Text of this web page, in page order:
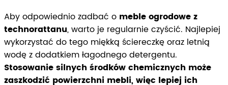
Aby odpowiednio zadbać o meble ogrodowe z
technorattanu, warto je regularnie czyścić. Najlepiej
wykorzystać do tego miękką ściereczkę oraz letnią
wodę z dodatkiem łagodnego detergentu.
Stosowanie silnych środków chemicznych może
zaszkodzić powierzchni mebli, więc lepiej ich